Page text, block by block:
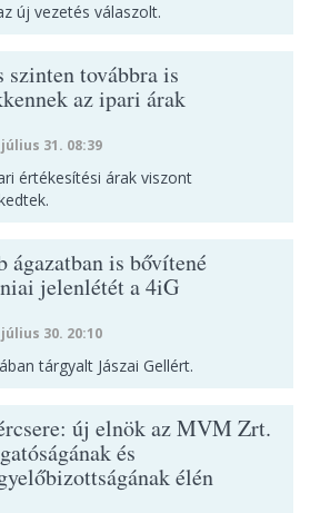
új vezetés válaszolt.
szinten továbbra is
az ipari árak
július 31. 08:39
értékesítési árak viszont
ágazatban is bővítené
jelenlétét a 4iG
július 30. 20:10
tárgyalt Jászai Gellért.
új elnök az MVM Zrt.
és
élén